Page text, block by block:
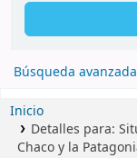
Búsqueda avanzada
Inicio
Detalles para:
Chaco y la